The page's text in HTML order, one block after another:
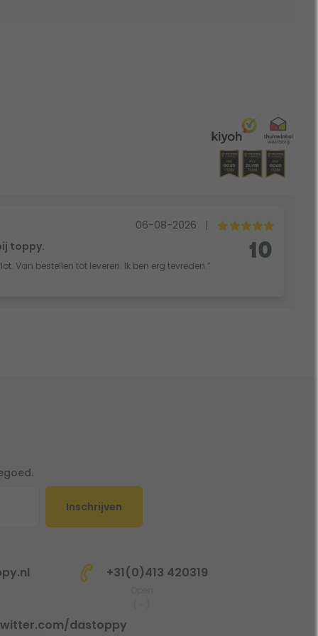
06-08-2026
|
toppy.
Van bestellen tot leveren. Ik ben erg tevreden.”
10
Inschrijven
+31(0)413 420319
dastoppy